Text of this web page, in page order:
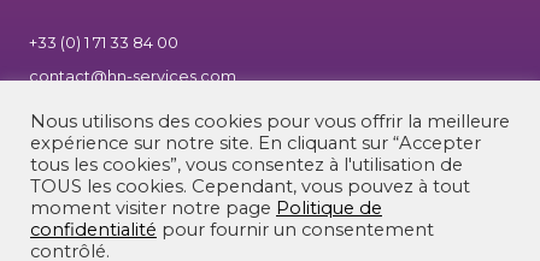
+33 (0) 1 71 33 84 00
contact@hn-services.com
© 2026 - HN Services Mentions légales
|
Nous utilisons des cookies pour vous offrir la meilleure
expérience sur notre site. En cliquant sur “Accepter
tous les cookies”, vous consentez à l'utilisation de
TOUS les cookies. Cependant, vous pouvez à tout
moment visiter notre page Politique de
confidentialité pour fournir un consentement
contrôlé.